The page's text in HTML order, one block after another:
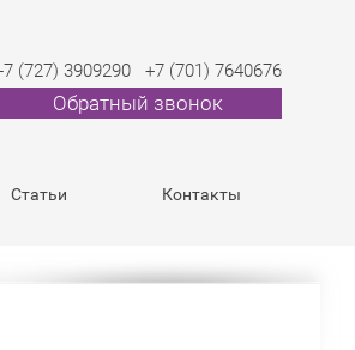
(727) 3909290 +7 (701) 7640676
Обратный звонок
Статьи Контакты